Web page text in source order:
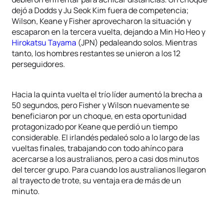
dejó a Dodds y Ju Seok Kim fuera de competencia;
Wilson, Keane y Fisher aprovecharon la situación y
escaparon en la tercera vuelta, dejando a Min Ho Heo y
Hirokatsu Tayama (JPN) pedaleando solos. Mientras
tanto, los hombres restantes se unieron a los 12
perseguidores.
Hacia la quinta vuelta el trío líder aumentó la brecha a
50 segundos, pero Fisher y Wilson nuevamente se
beneficiaron por un choque, en esta oportunidad
protagonizado por Keane que perdió un tiempo
considerable. El irlandés pedaleó solo a lo largo de las
vueltas finales, trabajando con todo ahínco para
acercarse a los australianos, pero a casi dos minutos
del tercer grupo. Para cuando los australianos llegaron
al trayecto de trote, su ventaja era de más de un
minuto.